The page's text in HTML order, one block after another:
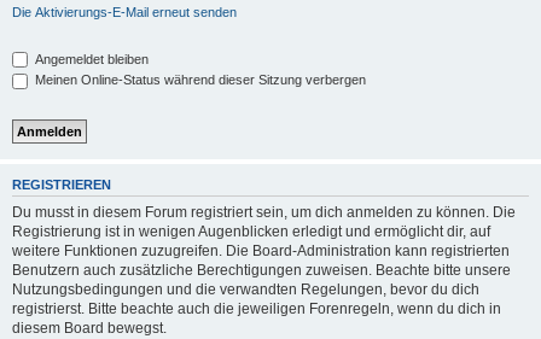
Die Aktivierungs-E-Mail erneut senden
Angemeldet bleiben
Meinen Online-Status während dieser Sitzung verbergen
REGISTRIEREN
Du musst in diesem Forum registriert sein, um dich anmelden zu können. Die
Registrierung ist in wenigen Augenblicken erledigt und ermöglicht dir, auf
weitere Funktionen zuzugreifen. Die Board-Administration kann registrierten
Benutzern auch zusätzliche Berechtigungen zuweisen. Beachte bitte unsere
Nutzungsbedingungen und die verwandten Regelungen, bevor du dich
registrierst. Bitte beachte auch die jeweiligen Forenregeln, wenn du dich in
diesem Board bewegst.